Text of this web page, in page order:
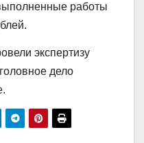
работы
экспертизу
дело